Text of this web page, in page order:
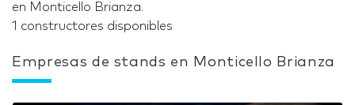
en Monticello Brianza.
1 constructores disponibles
Empresas de stands en Monticello Brianza